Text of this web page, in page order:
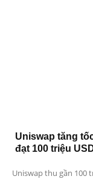
Uniswap tăng
đạt 100 triệu
Uniswap thu gần 100